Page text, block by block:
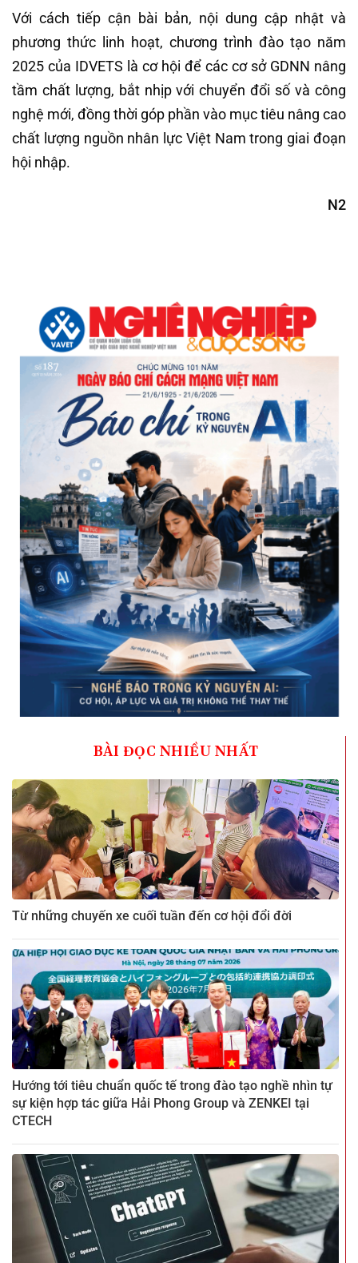
Với cách tiếp cận bài bản, nội dung cập nhật và
phương thức linh hoạt, chương trình đào tạo năm
2025 của IDVETS là cơ hội để các cơ sở GDNN nâng
tầm chất lượng, bắt nhịp với chuyển đổi số và công
nghệ mới, đồng thời góp phần vào mục tiêu nâng cao
chất lượng nguồn nhân lực Việt Nam trong giai đoạn
hội nhập.
N2
BÀI ĐỌC NHIỀU NHẤT
Từ những chuyến xe cuối tuần đến cơ hội đổi đời
Hướng tới tiêu chuẩn quốc tế trong đào tạo nghề nhìn tự
sự kiện hợp tác giữa Hải Phong Group và ZENKEI tại
CTECH